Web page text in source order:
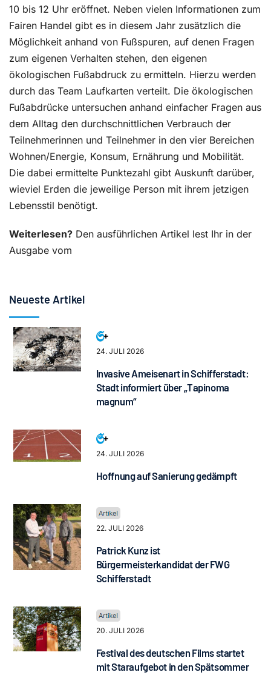
10 bis 12 Uhr eröffnet. Neben vielen Informationen zum
Fairen Handel gibt es in diesem Jahr zusätzlich die
Möglichkeit anhand von Fußspuren, auf denen Fragen
zum eigenen Verhalten stehen, den eigenen
ökologischen Fußabdruck zu ermitteln. Hierzu werden
durch das Team Laufkarten verteilt. Die ökologischen
Fußabdrücke untersuchen anhand einfacher Fragen aus
dem Alltag den durchschnittlichen Verbrauch der
Teilnehmerinnen und Teilnehmer in den vier Bereichen
Wohnen/Energie, Konsum, Ernährung und Mobilität.
Die dabei ermittelte Punktezahl gibt Auskunft darüber,
wieviel Erden die jeweilige Person mit ihrem jetzigen
Lebensstil benötigt.
Weiterlesen? Den ausführlichen Artikel lest Ihr in der
Ausgabe vom
Neueste Artikel
24. JULI 2026
Invasive Ameisenart in Schifferstadt:
Stadt informiert über „Tapinoma
magnum“
24. JULI 2026
Hoffnung auf Sanierung gedämpft
22. JULI 2026
Patrick Kunz ist
Bürgermeisterkandidat der FWG
Schifferstadt
20. JULI 2026
Festival des deutschen Films startet
mit Staraufgebot in den Spätsommer